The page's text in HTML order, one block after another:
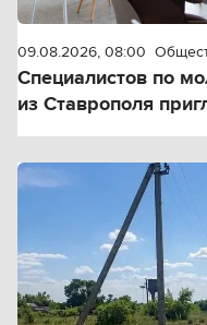
09.08.2026, 08:00
Специалистов по
из Ставрополя